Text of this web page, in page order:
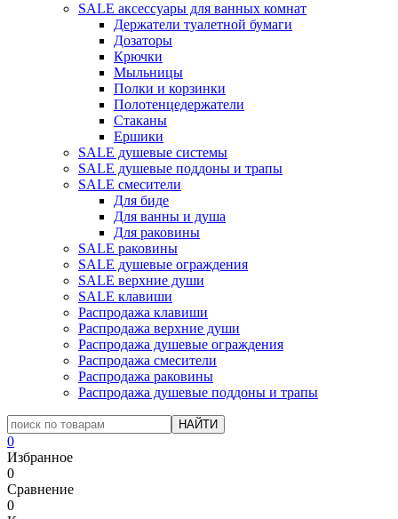
SALE аксессуары для ванных комнат
Держатели туалетной бумаги
Дозаторы
Крючки
Мыльницы
Полки и корзинки
Полотенцедержатели
Стаканы
Ершики
SALE душевые системы
SALE душевые поддоны и трапы
SALE смесители
Для биде
Для ванны и душа
Для раковины
SALE раковины
SALE душевые ограждения
SALE верхние души
SALE клавиши
Распродажа клавиши
Распродажа верхние души
Распродажа душевые ограждения
Распродажа смесители
Распродажа раковины
Распродажа душевые поддоны и трапы
0
Избранное
0
Сравнение
0